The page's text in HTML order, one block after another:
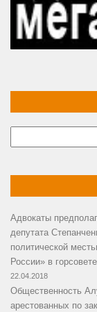
Адвокаты
депутата
политической
России» в
22.04.2018
Общественность
арестованных по